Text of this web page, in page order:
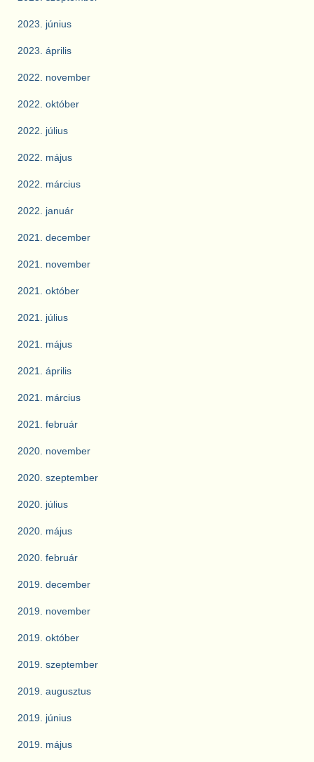
2023. június
2023. április
2022. november
2022. október
2022. július
2022. május
2022. március
2022. január
2021. december
2021. november
2021. október
2021. július
2021. május
2021. április
2021. március
2021. február
2020. november
2020. szeptember
2020. július
2020. május
2020. február
2019. december
2019. november
2019. október
2019. szeptember
2019. augusztus
2019. június
2019. május